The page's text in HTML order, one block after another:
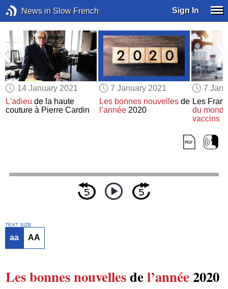
News in Slow French Sign In
14 January 2021
L'adieu de la haute
couture à Pierre Cardin
7 January 2021
Les bonnes nouvellesde
l’année2020
7
Les
du
vaccins
TEXT SIZE
aa AA
Les bonnes nouvellesdel’année2020